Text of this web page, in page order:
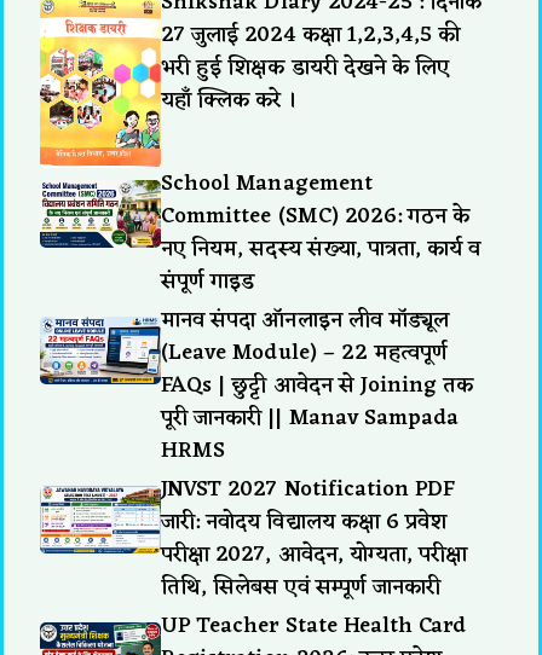
27 जुलाई 2024 कक्षा 1,2,3,4,5 की
भरी हुई शिक्षक डायरी देखने के लिए
यहाँ क्लिक करे ।
School Management
Committee (SMC) 2026: गठन के
नए नियम, सदस्य संख्या, पात्रता, कार्य व
संपूर्ण गाइड
मानव संपदा ऑनलाइन लीव मॉड्यूल
(Leave Module) – 22 महत्वपूर्ण
FAQs | छुट्टी आवेदन से Joining तक
पूरी जानकारी || Manav Sampada
HRMS
JNVST 2027 Notification PDF
जारी: नवोदय विद्यालय कक्षा 6 प्रवेश
परीक्षा 2027, आवेदन, योग्यता, परीक्षा
तिथि, सिलेबस एवं सम्पूर्ण जानकारी
UP Teacher State Health Card